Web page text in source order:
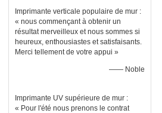
Imprimante verticale populaire de mur :
« nous commençant à obtenir un
résultat merveilleux et nous sommes si
heureux, enthousiastes et satisfaisants.
Merci tellement de votre appui »
—— Noble
Imprimante UV supérieure de mur :
« Pour l'été nous prenons le contrat